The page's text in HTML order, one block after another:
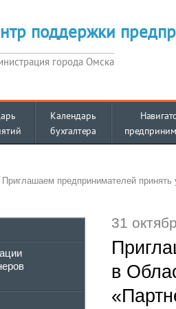
поддержки
города Омска
Календарь
бухгалтера
Приглашаем предпринимателей
31
в